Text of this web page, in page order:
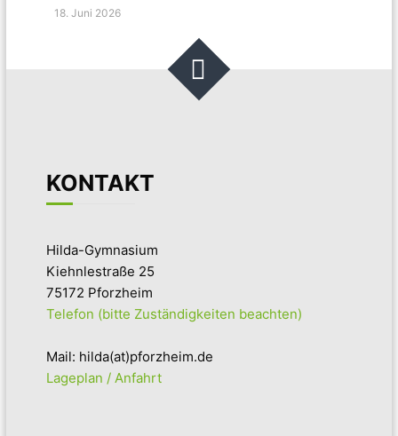
18. Juni 2026
KONTAKT
Hilda-Gymnasium
Kiehnlestraße 25
75172 Pforzheim
Telefon (bitte Zuständigkeiten beachten)
Mail: hilda(at)pforzheim.de
Lageplan / Anfahrt